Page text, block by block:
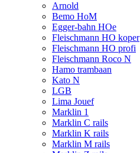
Arnold
Bemo HoM
Egger-bahn HOe
Fleischmann HO koper
Fleischmann HO profi
Fleischmann Roco N
Hamo trambaan
Kato N
LGB
Lima Jouef
Marklin 1
Marklin C rails
Marklin K rails
Marklin M rails